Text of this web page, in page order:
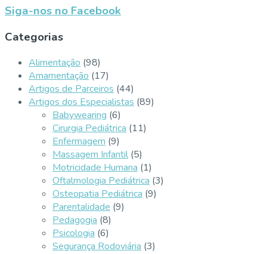
Siga-nos no Facebook
Categorias
Alimentação (98)
Amamentação (17)
Artigos de Parceiros (44)
Artigos dos Especialistas (89)
Babywearing (6)
Cirurgia Pediátrica (11)
Enfermagem (9)
Massagem Infantil (5)
Motricidade Humana (1)
Oftalmologia Pediátrica (3)
Osteopatia Pediátrica (9)
Parentalidade (9)
Pedagogia (8)
Psicologia (6)
Segurança Rodoviária (3)